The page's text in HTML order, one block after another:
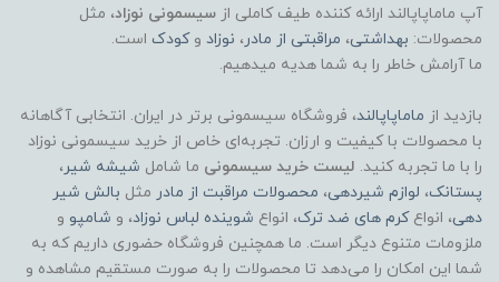
آپ ماماپاپالند ارائه کننده طیف کاملی از سیسمونی نوزاد، مثل
محصولات: بهداشتی، مراقبتی از مادر ، نوزاد وکودک است.
ما آرامش خاطر را به شما هدیه میدهیم.
بازدید از ماماپاپالند، فروشگاه سیسمونی برتر در ایران. انتخابی آگاهانه
با محصولات با کیفیت و ارزان. تجربه‌ای خاص از خرید سیسمونی نوزاد
را با ما تجربه کنید. لیست خرید سیسمونی ما شامل شیشه شیر ،
پستانک، لوازم شیردهی، محصولات مراقبت از مادر مثل بالش شیر
دهی، انواعکرم های ضد ترک، انواع شوینده لباس نوزاد، و شامپو و
ملزومات متنوع دیگر است. ما همچنین فروشگاه حضوری داریم که به
شما این امکان را می‌دهد تا محصولات را به صورت مستقیم مشاهده و